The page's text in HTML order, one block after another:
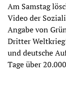
Am Samstag
Video der
Angabe von
Dritter
und deutsche
Tage über